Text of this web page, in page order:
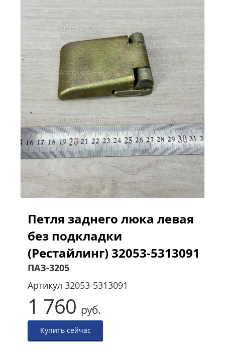
Петля заднего люка левая
без подкладки
(Рестайлинг) 32053-5313091
ПАЗ-3205
Артикул 32053-5313091
1 760 руб.
Купить сейчас